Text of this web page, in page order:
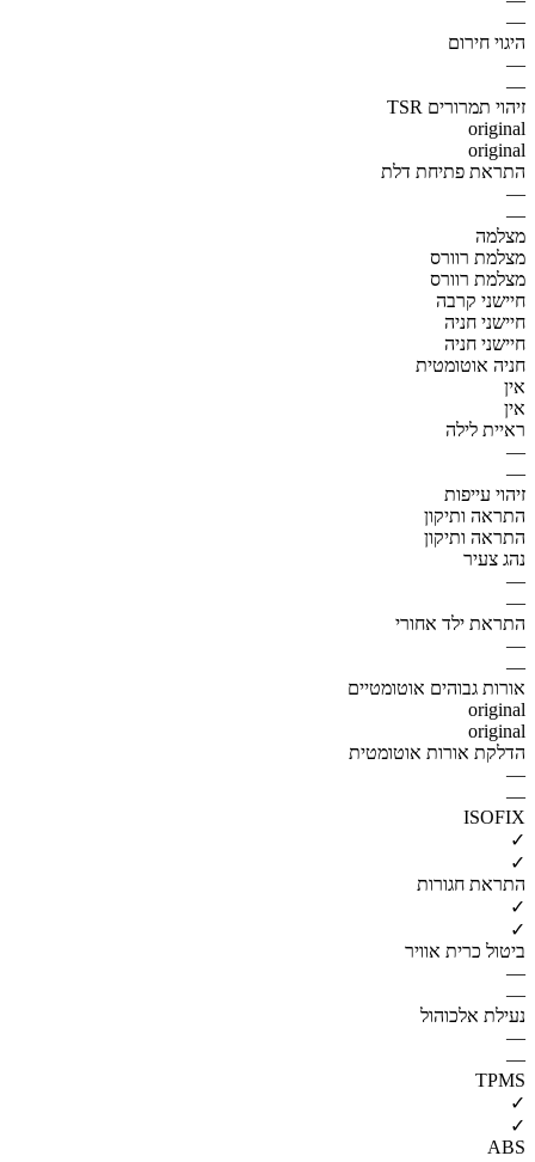
—
היגוי חירום
—
—
זיהוי תמרורים TSR
original
original
התראת פתיחת דלת
—
—
מצלמה
מצלמת רוורס
מצלמת רוורס
חיישני קרבה
חיישני חניה
חיישני חניה
חניה אוטומטית
אין
אין
ראיית לילה
—
—
זיהוי עייפות
התראה ותיקון
התראה ותיקון
נהג צעיר
—
—
התראת ילד אחורי
—
—
אורות גבוהים אוטומטיים
original
original
הדלקת אורות אוטומטית
—
—
ISOFIX
✓
✓
התראת חגורות
✓
✓
ביטול כרית אוויר
—
—
נעילת אלכוהול
—
—
TPMS
✓
✓
ABS